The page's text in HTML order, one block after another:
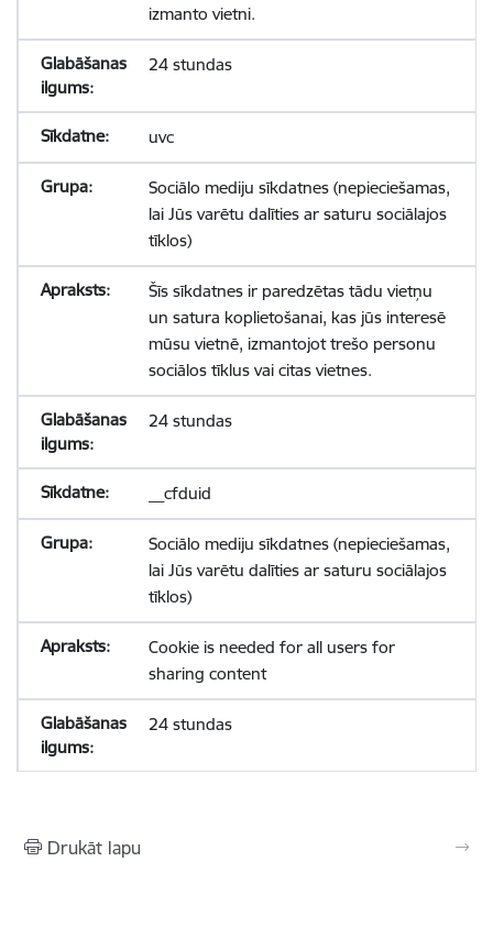
izmanto vietni.
24 stundas
uvc
Sociālo mediju sīkdatnes (nepieciešamas,
lai Jūs varētu dalīties ar saturu sociālajos
tīklos)
Šīs sīkdatnes ir paredzētas tādu vietņu
un satura koplietošanai, kas jūs interesē
mūsu vietnē, izmantojot trešo personu
sociālos tīklus vai citas vietnes.
24 stundas
__cfduid
Sociālo mediju sīkdatnes (nepieciešamas,
lai Jūs varētu dalīties ar saturu sociālajos
tīklos)
Cookie is needed for all users for
sharing content
24 stundas
Drukāt lapu